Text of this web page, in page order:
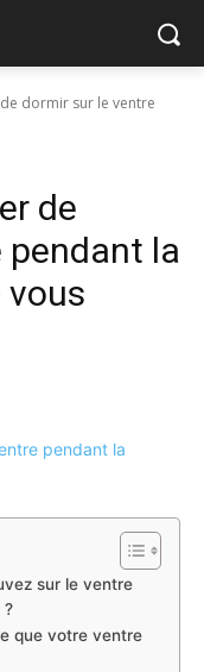
dormir sur le ventre
de
pendant la
vous
sur le ventre
?
que votre ventre